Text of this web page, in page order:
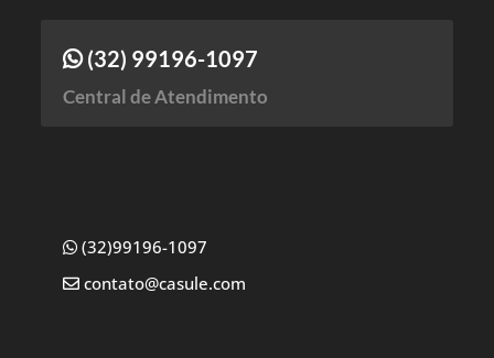
(32) 99196-1097
Central de Atendimento
(32)99196-1097
contato@casule.com